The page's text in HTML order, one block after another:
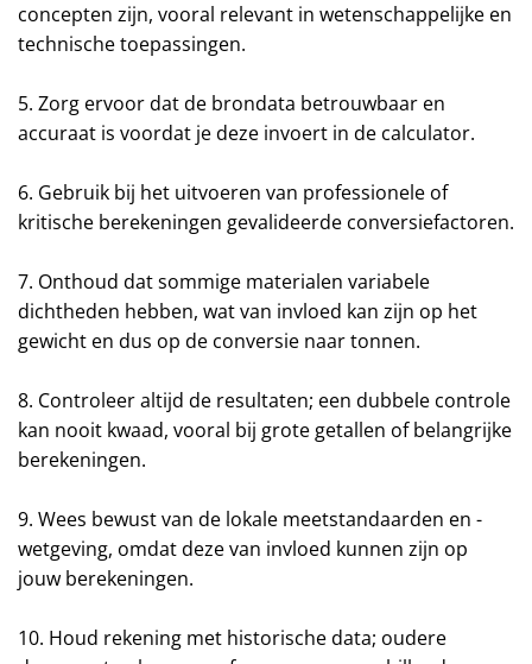
concepten zijn, vooral relevant in wetenschappelijke en
technische toepassingen.
5. Zorg ervoor dat de brondata betrouwbaar en
accuraat is voordat je deze invoert in de calculator.
6. Gebruik bij het uitvoeren van professionele of
kritische berekeningen gevalideerde conversiefactoren.
7. Onthoud dat sommige materialen variabele
dichtheden hebben, wat van invloed kan zijn op het
gewicht en dus op de conversie naar tonnen.
8. Controleer altijd de resultaten; een dubbele controle
kan nooit kwaad, vooral bij grote getallen of belangrijke
berekeningen.
9. Wees bewust van de lokale meetstandaarden en -
wetgeving, omdat deze van invloed kunnen zijn op
jouw berekeningen.
10. Houd rekening met historische data; oudere